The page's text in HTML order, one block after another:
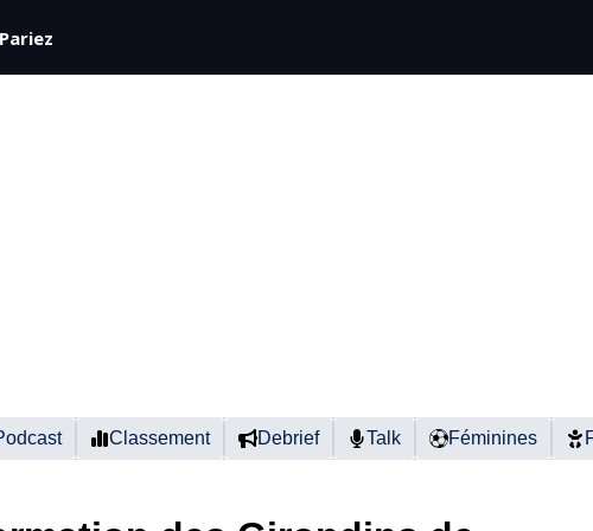
Pariez
Classement Debrief Talk Féminines